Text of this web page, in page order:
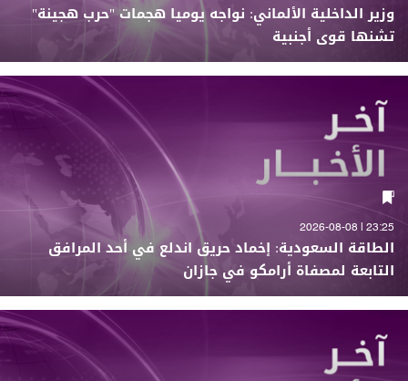
وزير الداخلية الألماني: نواجه يوميا هجمات "حرب هجينة"
تشنها قوى أجنبية
23:25 | 2026-08-08
الطاقة السعودية: إخماد حريق اندلع في أحد المرافق
التابعة لمصفاة أرامكو في جازان